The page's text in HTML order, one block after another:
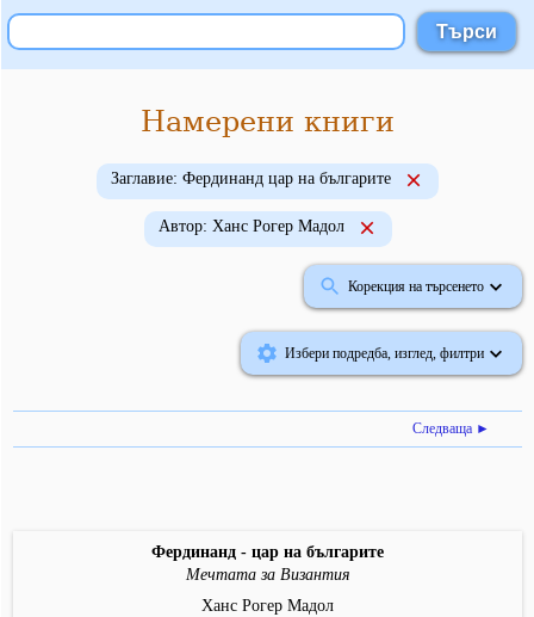
Намерени книги
Заглавие: Фердинанд цар на българите
Автор: Ханс Рогер Мадол
Корекция на търсенето
Избери подредба, изглед, филтри
Следваща ►
Фердинанд - цар на българите
Мечтата за Византия
Ханс Рогер Мадол